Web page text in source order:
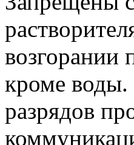
возгорании
кроме
разрядов